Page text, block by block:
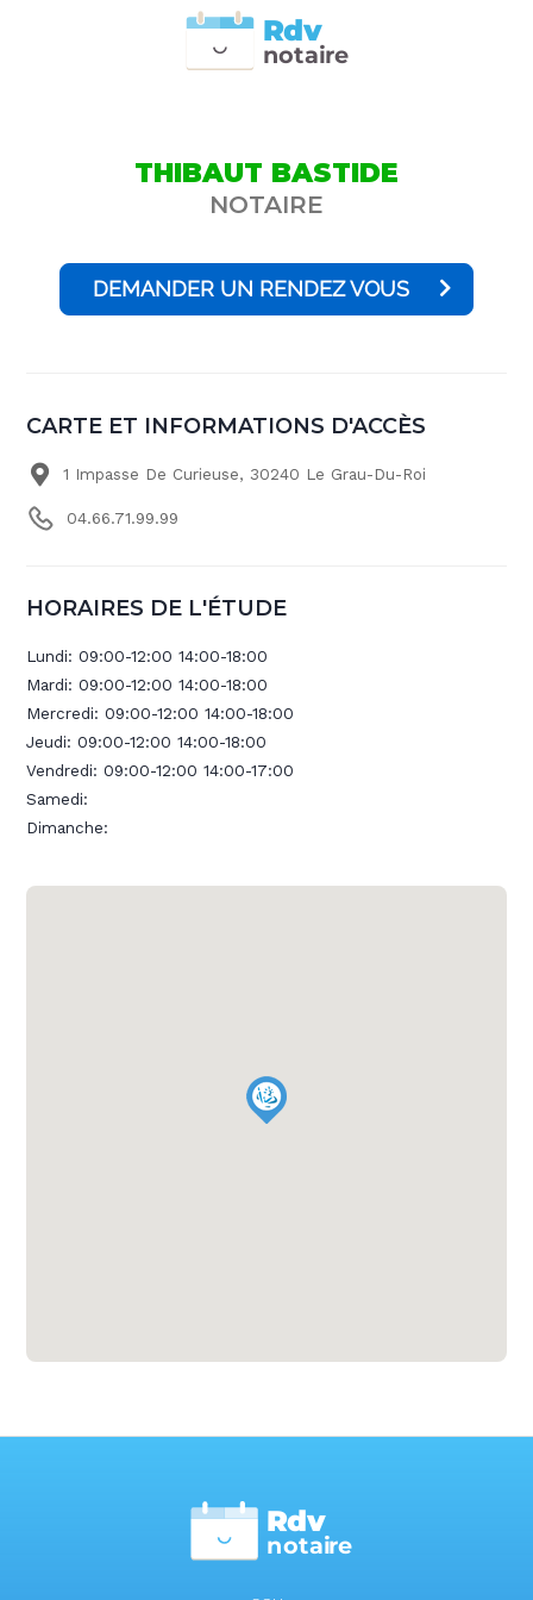
notaire
Rdv
THIBAUT BASTIDE
NOTAIRE
DEMANDER UN RENDEZ VOUS
CARTE ET INFORMATIONS D'ACCÈS
1 Impasse De Curieuse, 30240 Le Grau-Du-Roi
04.66.71.99.99
HORAIRES DE L'ÉTUDE
Lundi:09:00-12:00 14:00-18:00
Mardi:09:00-12:00 14:00-18:00
Mercredi:09:00-12:00 14:00-18:00
Jeudi:09:00-12:00 14:00-18:00
Vendredi:09:00-12:00 14:00-17:00
Samedi:
Dimanche:
notaire
Rdv